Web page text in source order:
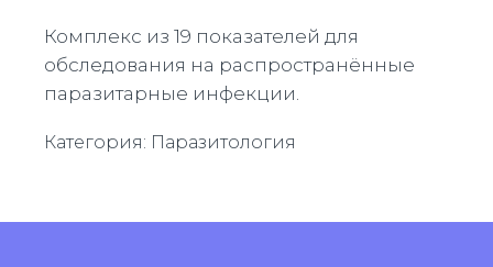
Комплекс из 19 показателей для
обследования на распространённые
паразитарные инфекции.
Категория: Паразитология